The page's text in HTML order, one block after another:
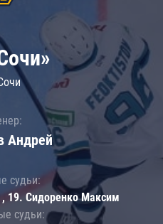
Андрей
судьи:
19. Сидоренко Максим
судьи: